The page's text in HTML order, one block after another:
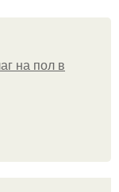
на пол в